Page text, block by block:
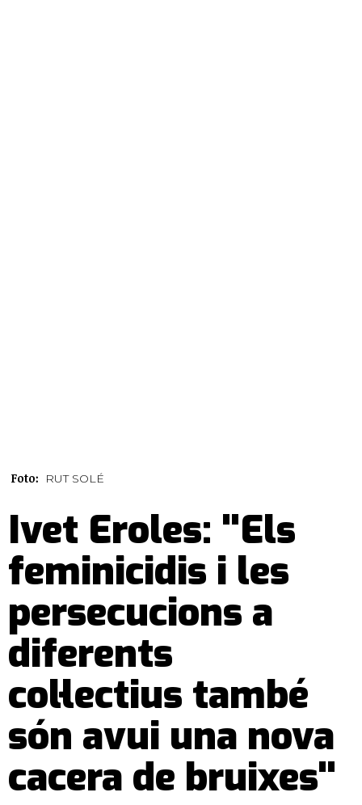
Foto: RUT SOLÉ
Ivet Eroles: "Els
feminicidis i les
persecucions a
diferents
col·lectius també
són avui una nova
cacera de bruixes"